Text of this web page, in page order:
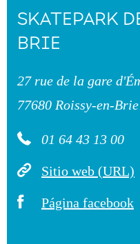
SKATEPARK
BRIE
27 rue de la gare
77680 Roissy-en-Brie
01 64 43 13 00
Sitio web (URL)
Página facebook